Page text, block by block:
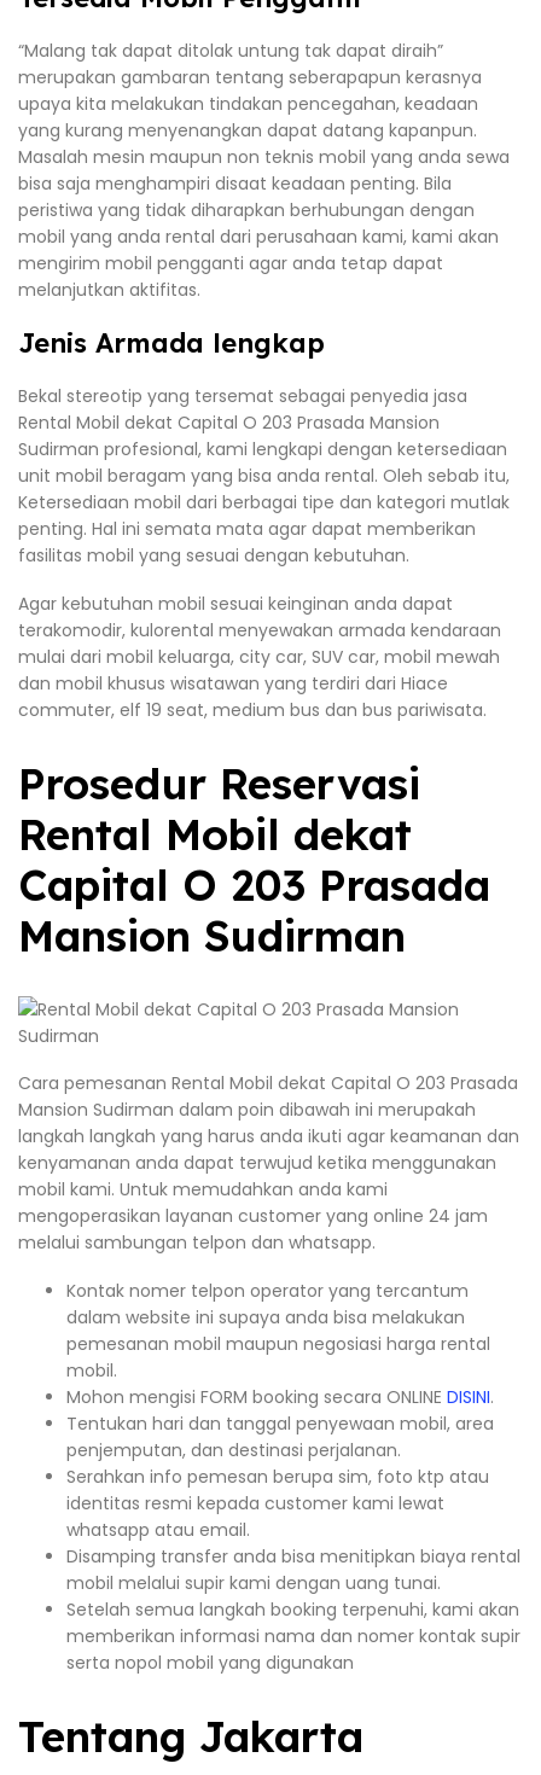
“Malang tak dapat ditolak untung tak dapat diraih”
merupakan gambaran tentang seberapapun kerasnya
upaya kita melakukan tindakan pencegahan, keadaan
yang kurang menyenangkan dapat datang kapanpun.
Masalah mesin maupun non teknis mobil yang anda sewa
bisa saja menghampiri disaat keadaan penting. Bila
peristiwa yang tidak diharapkan berhubungan dengan
mobil yang anda rental dari perusahaan kami, kami akan
mengirim mobil pengganti agar anda tetap dapat
melanjutkan aktifitas.
Jenis Armada lengkap
Bekal stereotip yang tersemat sebagai penyedia jasa
Rental Mobil dekat Capital O 203 Prasada Mansion
Sudirman profesional, kami lengkapi dengan ketersediaan
unit mobil beragam yang bisa anda rental. Oleh sebab itu,
Ketersediaan mobil dari berbagai tipe dan kategori mutlak
penting. Hal ini semata mata agar dapat memberikan
fasilitas mobil yang sesuai dengan kebutuhan.
Agar kebutuhan mobil sesuai keinginan anda dapat
terakomodir, kulorental menyewakan armada kendaraan
mulai dari mobil keluarga, city car, SUV car, mobil mewah
dan mobil khusus wisatawan yang terdiri dari Hiace
commuter, elf 19 seat, medium bus dan bus pariwisata.
Prosedur Reservasi
Rental Mobil dekat
Capital O 203 Prasada
Mansion Sudirman
Cara pemesanan Rental Mobil dekat Capital O 203 Prasada
Mansion Sudirman dalam poin dibawah ini merupakah
langkah langkah yang harus anda ikuti agar keamanan dan
kenyamanan anda dapat terwujud ketika menggunakan
mobil kami. Untuk memudahkan anda kami
mengoperasikan layanan customer yang online 24 jam
melalui sambungan telpon dan whatsapp.
Kontak nomer telpon operator yang tercantum
dalam website ini supaya anda bisa melakukan
pemesanan mobil maupun negosiasi harga rental
mobil.
Mohon mengisi FORM booking secara ONLINE DISINI.
Tentukan hari dan tanggal penyewaan mobil, area
penjemputan, dan destinasi perjalanan.
Serahkan info pemesan berupa sim, foto ktp atau
identitas resmi kepada customer kami lewat
whatsapp atau email.
Disamping transfer anda bisa menitipkan biaya rental
mobil melalui supir kami dengan uang tunai.
Setelah semua langkah booking terpenuhi, kami akan
memberikan informasi nama dan nomer kontak supir
serta nopol mobil yang digunakan
Tentang Jakarta